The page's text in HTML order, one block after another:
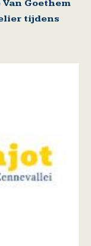
Van Goethem
tijdens